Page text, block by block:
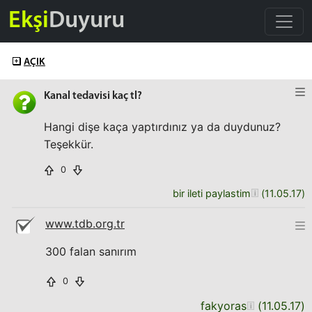
EkşiDuyuru
AÇIK
Kanal tedavisi kaç tl?
Hangi dişe kaça yaptırdınız ya da duydunuz?
Teşekkür.
0
bir ileti paylastim (11.05.17)
www.tdb.org.tr
300 falan sanırım
0
fakyoras (11.05.17)